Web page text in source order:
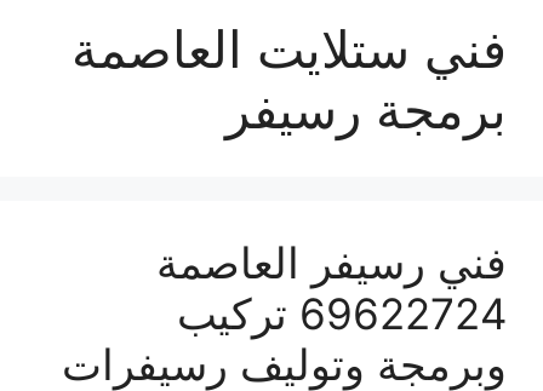
فني ستلايت العاصمة
برمجة رسيفر
فني رسيفر العاصمة
69622724 تركيب
وبرمجة وتوليف رسيفرات